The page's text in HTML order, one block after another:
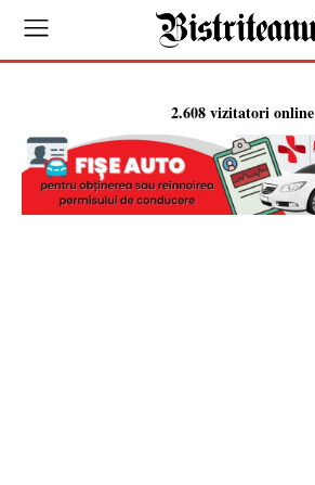
2.608 vizitatori online